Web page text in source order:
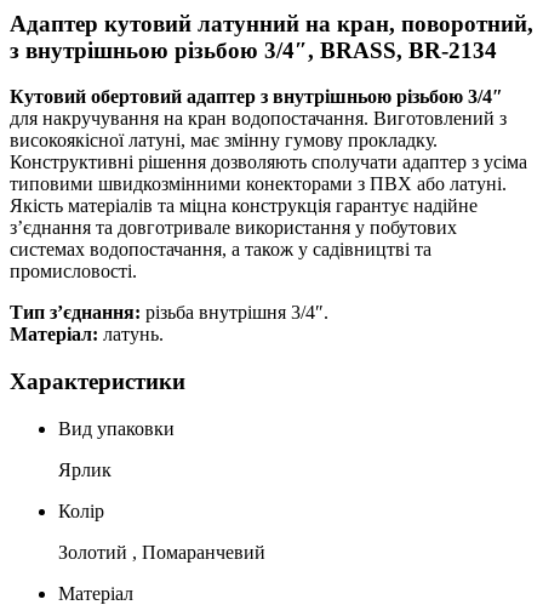
Адаптер кутовий латунний на кран, поворотний,
з внутрішньою різьбою 3/4″, BRASS, BR-2134
Кутовий обертовий адаптер з внутрішньою різьбою 3/4″
для накручування на кран водопостачання. Виготовлений з
високоякісної латуні, має змінну гумову прокладку.
Конструктивні рішення дозволяють сполучати адаптер з усіма
типовими швидкозмінними конекторами з ПВХ або латуні.
Якість матеріалів та міцна конструкція гарантує надійне
з’єднання та довготривале використання у побутових
системах водопостачання, а також у садівництві та
промисловості.
Тип з’єднання: різьба внутрішня 3/4″.
Матеріал: латунь.
Характеристики
Вид упаковки
Ярлик
Колір
Золотий , Помаранчевий
Матеріал